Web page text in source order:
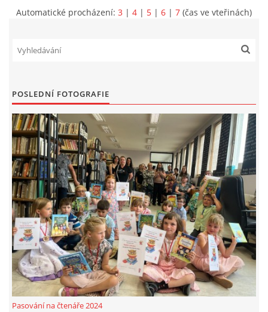
PROJEKT FLYNN "KNIHOVNA" CARSEN
E-KNIHY DO KAŽDÉ KNIHOVNY
GRANTY A DOTACE
MOBILNÍ APLIKACE
FREE WIFI
VÝZNAČNÍ RODÁCI
Automatické procházení: 3 | 4 | 5 | 6 | 7 (čas ve vteřinách)
POSLEDNÍ FOTOGRAFIE
Pasování na čtenáře 2024